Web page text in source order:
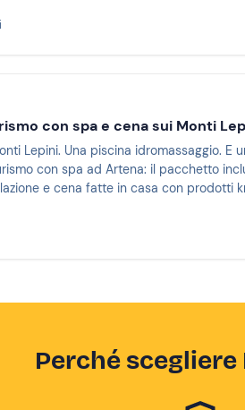
con spa e cena sui Monti
Lepini. Una piscina idromassaggio.
con spa ad Artena: il pacchetto
e cena fatte in casa con prodotti
Perché scegliere